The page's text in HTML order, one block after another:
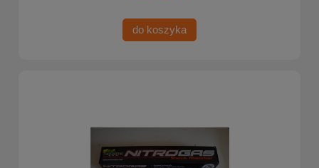
do koszyka